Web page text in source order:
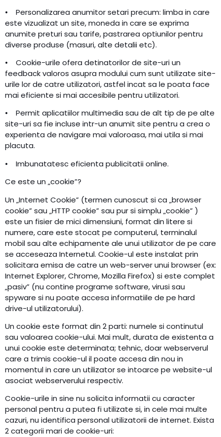
• Personalizarea anumitor setari precum: limba in care
este vizualizat un site, moneda in care se exprima
anumite preturi sau tarife, pastrarea optiunilor pentru
diverse produse (masuri, alte detalii etc).
• Cookie-urile ofera detinatorilor de site-uri un
feedback valoros asupra modului cum sunt utilizate site-
urile lor de catre utilizatori, astfel incat sa le poata face
mai eficiente si mai accesibile pentru utilizatori.
• Permit aplicatiilor multimedia sau de alt tip de pe alte
site-uri sa fie incluse intr-un anumit site pentru a crea o
experienta de navigare mai valoroasa, mai utila si mai
placuta.
• Imbunatatesc eficienta publicitatii online.
Ce este un „cookie”?
Un „Internet Cookie” (termen cunoscut si ca „browser
cookie” sau „HTTP cookie” sau pur si simplu „cookie” )
este un fisier de mici dimensiuni, format din litere si
numere, care este stocat pe computerul, terminalul
mobil sau alte echipamente ale unui utilizator de pe care
se acceseaza Internetul. Cookie-ul este instalat prin
solicitara emisa de catre un web-server unui browser (ex:
Internet Explorer, Chrome, Mozilla Firefox) si este complet
„pasiv” (nu contine programe software, virusi sau
spyware si nu poate accesa informatiile de pe hard
drive-ul utilizatorului).
Un cookie este format din 2 parti: numele si continutul
sau valoarea cookie-ului. Mai mult, durata de existenta a
unui cookie este determinata; tehnic, doar webserverul
care a trimis cookie-ul il poate accesa din nou in
momentul in care un utilizator se intoarce pe website-ul
asociat webserverului respectiv.
Cookie-urile in sine nu solicita informatii cu caracter
personal pentru a putea fi utilizate si, in cele mai multe
cazuri, nu identifica personal utilizatorii de internet. Exista
2 categorii mari de cookie-uri: